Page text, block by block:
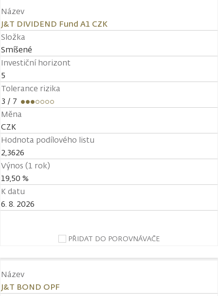
Název
J&T DIVIDEND Fund A1 CZK
Složka
Smíšené
Investiční horizont
5
Tolerance rizika
3 / 7
Měna
CZK
Hodnota podílového listu
2,3626
Výnos (1 rok)
19,50 %
K datu
6. 8. 2026
PŘIDAT DO POROVNÁVAČE
Název
J&T BOND OPF